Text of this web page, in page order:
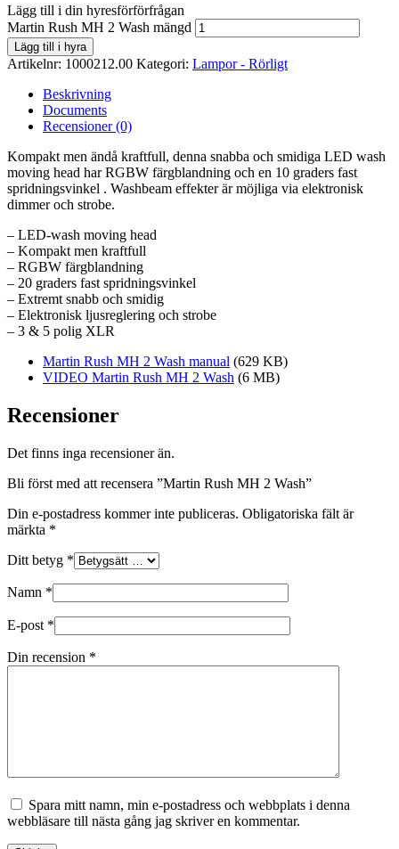
Lägg till i din hyresförförfrågan
Martin Rush MH 2 Wash mängd
Lägg till i hyra
Artikelnr: 1000212.00 Kategori: Lampor - Rörligt
Beskrivning
Documents
Recensioner (0)
Kompakt men ändå kraftfull, denna snabba och smidiga LED wash
moving head har RGBW färgblandning och en 10 graders fast
spridningsvinkel . Washbeam effekter är möjliga via elektronisk
dimmer och strobe.
– LED-wash moving head
– Kompakt men kraftfull
– RGBW färgblandning
– 20 graders fast spridningsvinkel
– Extremt snabb och smidig
– Elektronisk ljusreglering och strobe
– 3 & 5 polig XLR
Martin Rush MH 2 Wash manual (629 KB)
VIDEO Martin Rush MH 2 Wash (6 MB)
Recensioner
Det finns inga recensioner än.
Bli först med att recensera ”Martin Rush MH 2 Wash”
Din e-postadress kommer inte publiceras. Obligatoriska fält är
märkta *
Ditt betyg *
Namn *
E-post *
Din recension *
Spara mitt namn, min e-postadress och webbplats i denna
webbläsare till nästa gång jag skriver en kommentar.